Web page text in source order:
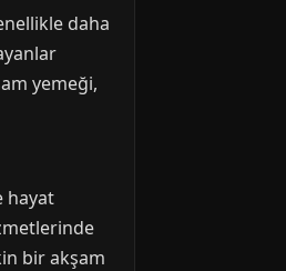
daha
yemeği,
hayat
bir akşam